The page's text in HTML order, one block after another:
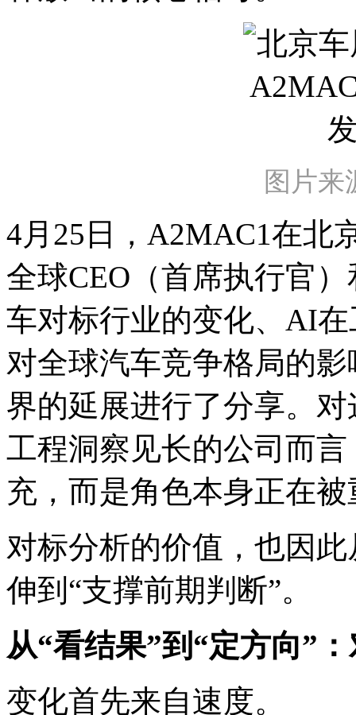
图片来
4月25日，A2MAC1在北
全球CEO（首席执行官
车对标行业的变化、AI
对全球汽车竞争格局的
界的延展进行了分享。
工程洞察见长的公司而
充，而是角色本身正在
对标分析的价值，也因
伸到“支撑前期判断”。
从“看结果”到“定方向”
变化首先来自速度。